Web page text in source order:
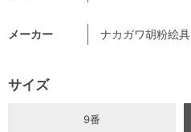
メーカー ナカガワ胡粉絵具
サイズ
9番